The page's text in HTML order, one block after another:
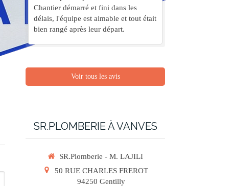
Chantier démarré et fini dans les
délais, l'équipe est aimable et tout était
bien rangé après leur départ.
Voir tous les avis
SR.PLOMBERIE À VANVES
SR.Plomberie - M. LAJILI
50 RUE CHARLES FREROT
94250 Gentilly